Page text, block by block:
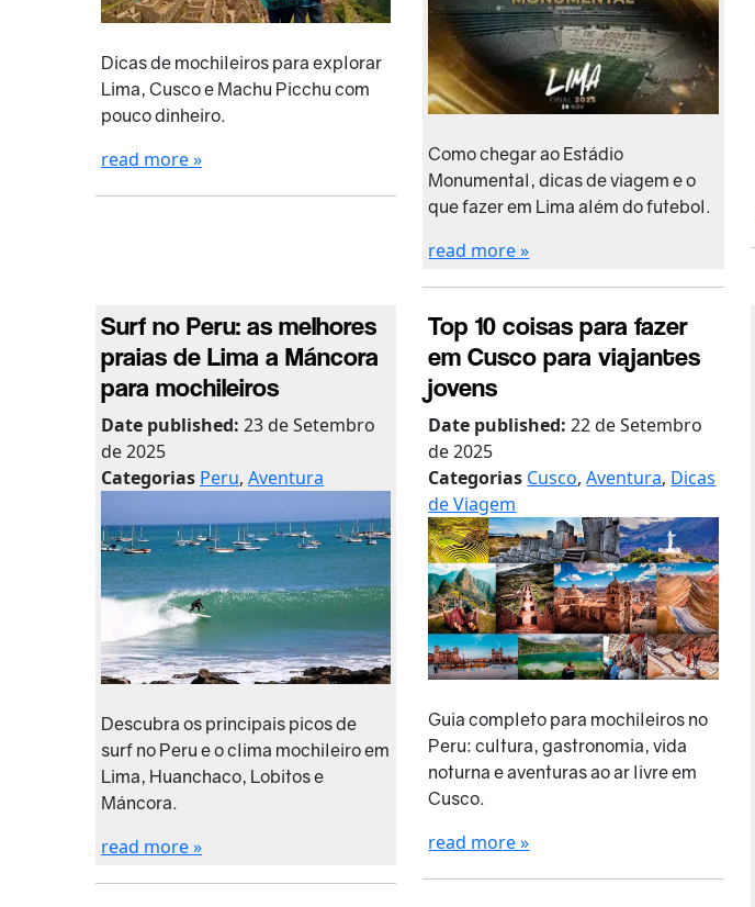
Dicas de mochileiros para explorar
Lima, Cusco e Machu Picchu com
pouco dinheiro.
read more »
Como chegar ao Estádio
Monumental, dicas de viagem e o
que fazer em Lima além do futebol.
read more »
Surf no Peru: as melhores
praias de Lima a Máncora
para mochileiros
Date published: 23 de Setembro
de 2025
Categorias Peru, Aventura
Descubra os principais picos de
surf no Peru e o clima mochileiro em
Lima, Huanchaco, Lobitos e
Máncora.
read more »
Top 10 coisas para fazer
em Cusco para viajantes
jovens
Date published:22 de Setembro
de 2025
Categorias Cusco,Aventura, Dicas
de Viagem
Guia completo para mochileiros no
Peru: cultura, gastronomia, vida
noturna e aventuras ao ar livre em
Cusco.
read more »